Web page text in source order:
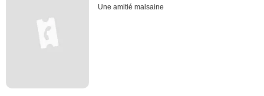
Une amitié malsaine